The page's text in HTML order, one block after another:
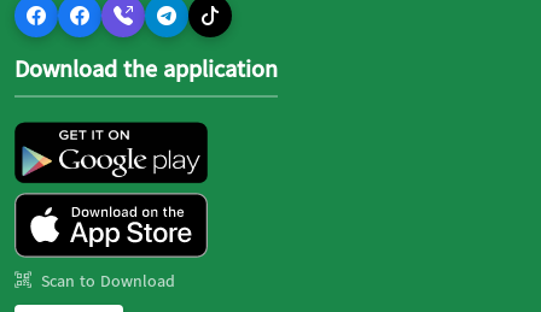
Download the application
Scan to Download